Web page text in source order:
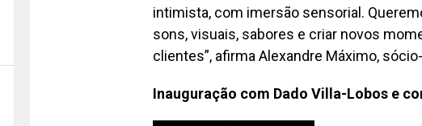
intimista, com imersão sensorial.
sons, visuais, sabores e criar novos
clientes”, afirma Alexandre Máximo,
Inauguração com Dado Villa-Lobos e